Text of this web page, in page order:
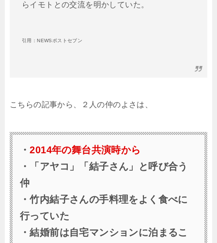
らイモトとの交流を明かしていた。
引用：NEWSポストセブン
こちらの記事から、２人の仲のよさは、
・2014年の舞台共演時から
・「アヤコ」「結子さん」と呼び合う
仲
・竹内結子さんの手料理をよく食べに
行っていた
・結婚前は自宅マンションに泊まるこ